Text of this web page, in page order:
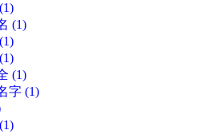
(1)
(1)
(1)
(1)
(1)
字 (1)
(1)